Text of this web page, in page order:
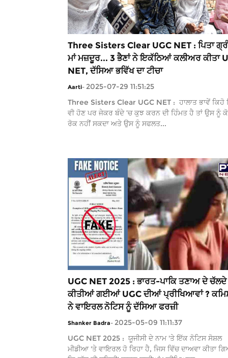
Three Sisters Clear UGC NET : ਪਿਤਾ
ਮਾਂ ਮਜ਼ਦੂਰ... 3 ਭੈਣਾਂ ਨੇ ਇਕੱਠਿਆਂ ਕਲੀਅਰ ਕੀਤਾ
NET, ਦੱਸਿਆ ਭਵਿੱਖ ਦਾ ਟੀਚਾ
Aarti- 2025-07-29 11:51:25
Three Sisters Clear UGC NET : ਹਾਲਾਤ ਭਾਵੇਂ ਕਿਹੋ
ਵੀ ਹੋਣ ਪਰ ਜੇਕਰ ਬੰਦੇ ’ਚ ਕੁਝ ਕਰਨ ਦੀ ਹਿੰਮਤ ਹੈ ਤਾਂ ਉਸ ਨੂੰ
ਰੋਕ ਨਹੀਂ ਸਕਦਾ ਅਤੇ ਉਸ ਨੂੰ ਸਫਲਤ...
UGC NET 2025 : ਭਾਰਤ-ਪਾਕਿ ਤਣਾਅ ਦੇ
ਕੀਤੀਆਂ ਗਈਆਂ UGC ਦੀਆਂ ਪ੍ਰੀਖਿਆਵਾਂ ?
ਨੇ ਵਾਇਰਲ ਨੋਟਿਸ ਨੂੰ ਦੱਸਿਆ ਫਰਜ਼ੀ
Shanker Badra- 2025-05-09 11:11:37
UGC NET 2025 : ਯੂਜੀਸੀ ਦੇ ਨਾਮ 'ਤੇ ਇੱਕ ਨੋਟਿਸ ਸੋਸ਼ਲ
ਮੀਡੀਆ 'ਤੇ ਵਾਇਰਲ ਹੋ ਰਿਹਾ ਹੈ, ਜਿਸ ਵਿੱਚ ਦਾਅਵਾ ਕੀਤਾ